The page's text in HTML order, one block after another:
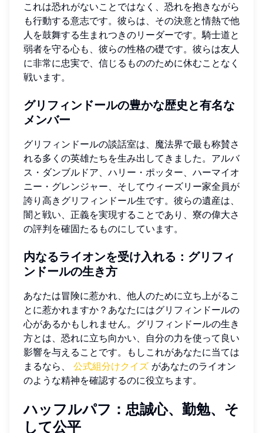
これは恐れがないことではなく、恐れを抱きながら
も行動する意志です。彼らは、その決意と情熱で他
人を鼓舞する生まれつきのリーダーです。騎士道と
弱者を守る心も、彼らの性格の礎です。彼らは友人
に非常に忠実で、信じるもののために休むことなく
戦います。
グリフィンドールの豊かな歴史と有名な
メンバー
グリフィンドールの談話室は、魔法界で最も称賛さ
れる多くの英雄たちを生み出してきました。アルバ
ス・ダンブルドア、ハリー・ポッター、ハーマイオ
ニー・グレンジャー、そしてウィーズリー家全員が
誇り高きグリフィンドール生です。彼らの遺産は、
闇と戦い、正義を実現することであり、寮の偉大さ
の評判を確固たるものにしています。
内なるライオンを受け入れる：グリフィ
ンドールの生き方
あなたは冒険に惹かれ、他人のために立ち上がるこ
とに惹かれますか？あなたにはグリフィンドールの
心があるかもしれません。グリフィンドールの生き
方とは、恐れに立ち向かい、自分の力を使って良い
影響を与えることです。もしこれがあなたに当ては
まるなら、 公式組分けクイズ があなたのライオン
のような精神を確認するのに役立ちます。
ハッフルパフ：忠誠心、勤勉、そ
して公平